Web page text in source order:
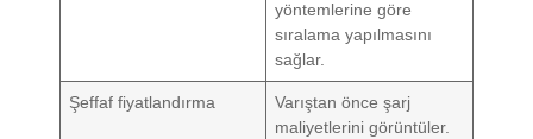
yöntemlerine göre
sıralama yapılmasını
sağlar.
Şeffaf fiyatlandırma
Varıştan önce şarj
maliyetlerini görüntüler.